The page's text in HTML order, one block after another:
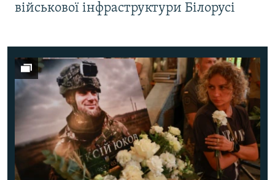
військової інфраструктури Білорусі